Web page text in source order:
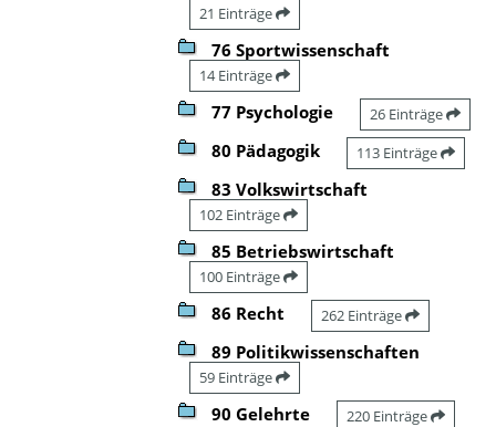
21 Einträge
76 Sportwissenschaft
14 Einträge
77 Psychologie 26 Einträge
80 Pädagogik 113 Einträge
83 Volkswirtschaft
102 Einträge
85 Betriebswirtschaft
100 Einträge
86 Recht 262 Einträge
89 Politikwissenschaften
59 Einträge
90 Gelehrte 220 Einträge